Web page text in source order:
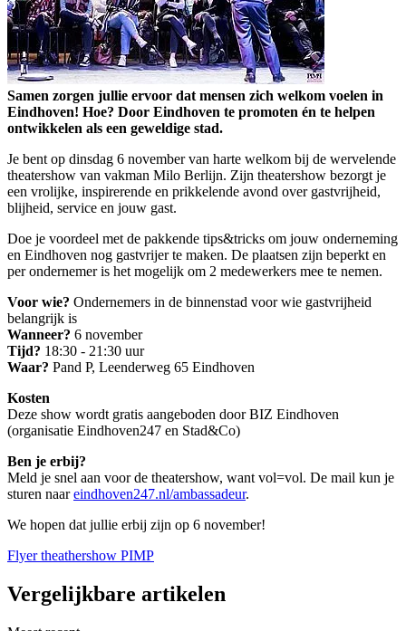
Samen zorgen jullie ervoor dat mensen zich welkom voelen in
Eindhoven! Hoe? Door Eindhoven te promoten én te helpen
ontwikkelen als een geweldige stad.
Je bent op dinsdag 6 november van harte welkom bij de wervelende
theatershow van vakman Milo Berlijn. Zijn theatershow bezorgt je
een vrolijke, inspirerende en prikkelende avond over gastvrijheid,
blijheid, service en jouw gast.
Doe je voordeel met de pakkende tips&tricks om jouw onderneming
en Eindhoven nog gastvrijer te maken. De plaatsen zijn beperkt en
per ondernemer is het mogelijk om 2 medewerkers mee te nemen.
Voor wie? Ondernemers in de binnenstad voor wie gastvrijheid
belangrijk is
Wanneer? 6 november
Tijd? 18:30 - 21:30 uur
Waar? Pand P, Leenderweg 65 Eindhoven
Kosten
Deze show wordt gratis aangeboden door BIZ Eindhoven
(organisatie Eindhoven247 en Stad&Co)
Ben je erbij?
Meld je snel aan voor de theatershow, want vol=vol. De mail kun je
sturen naareindhoven247.nl/ambassadeur.
We hopen dat jullie erbij zijn op 6 november!
Flyer theathershow PIMP
Vergelijkbare artikelen